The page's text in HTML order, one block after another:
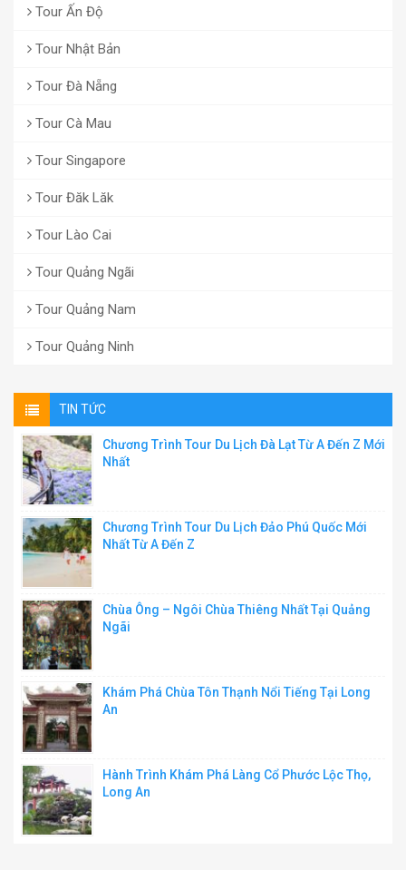
Tour Ấn Độ
Tour Nhật Bản
Tour Đà Nẵng
Tour Cà Mau
Tour Singapore
Tour Đăk Lăk
Tour Lào Cai
Tour Quảng Ngãi
Tour Quảng Nam
Tour Quảng Ninh
TIN TỨC
Chương Trình Tour Du Lịch Đà Lạt Từ A Đến Z Mới
Nhất
Chương Trình Tour Du Lịch Đảo Phú Quốc Mới
Nhất Từ A Đến Z
Chùa Ông – Ngôi Chùa Thiêng Nhất Tại Quảng
Ngãi
Khám Phá Chùa Tôn Thạnh Nổi Tiếng Tại Long
An
Hành Trình Khám Phá Làng Cổ Phước Lộc Thọ,
Long An